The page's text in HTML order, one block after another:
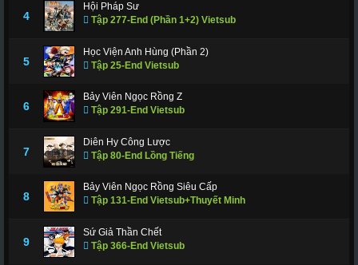
4
Hội Pháp Sư
Tập 277-End (Phần 1+2) Vietsub
5
Học Viện Anh Hùng (Phần 2)
Tập 25-End Vietsub
6
Bảy Viên Ngọc Rồng Z
Tập 291-End Vietsub
7
Diên Hy Công Lược
Tập 80-End Lồng Tiếng
8
Bảy Viên Ngọc Rồng Siêu Cấp
Tập 131-End Vietsub+Thuyết Minh
9
Sứ Giả Thần Chết
Tập 366-End Vietsub